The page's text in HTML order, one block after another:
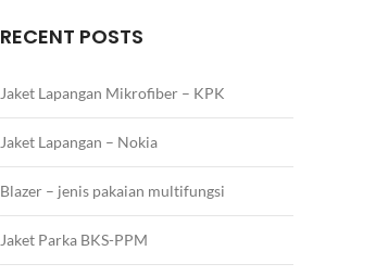
RECENT POSTS
Jaket Lapangan Mikrofiber – KPK
Jaket Lapangan – Nokia
Blazer – jenis pakaian multifungsi
Jaket Parka BKS-PPM